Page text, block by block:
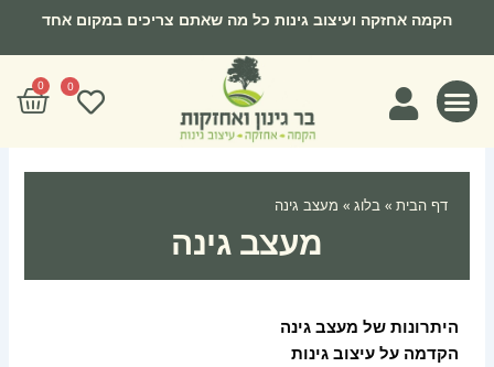
הקמה אחזקה ועיצוב גינות כל מה שאתם צריכים במקום אחד
0
0
דף הבית »בלוג » מעצב גינה
מעצב גינה
היתרונות של מעצב גינה
הקדמה על עיצוב גינות